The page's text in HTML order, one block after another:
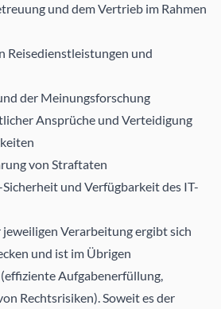
und dem Vertrieb im Rahmen
Reisedienstleistungen und
der Meinungsforschung
Ansprüche und Verteidigung
von Straftaten
und Verfügbarkeit des IT-
jeweiligen Verarbeitung ergibt sich
und ist im Übrigen
Aufgabenerfüllung,
Rechtsrisiken). Soweit es der